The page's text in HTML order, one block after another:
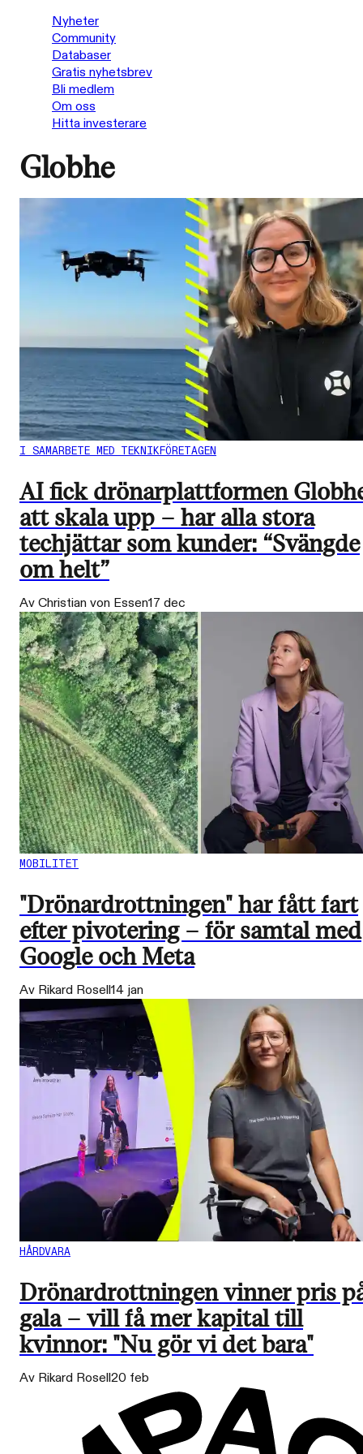
Nyheter
Community
Databaser
Gratis nyhetsbrev
Bli medlem
Om oss
Hitta investerare
Globhe
I SAMARBETE MED TEKNIKFÖRETAGEN
AI fick drönarplattformen
att skala upp – har alla stora
techjättar som kunder: “Svängde
om helt”
Av Christian von Essen17 dec
MOBILITET
"Drönardrottningen" har fått fart
efter pivotering – för samtal med
Google och Meta
Av Rikard Rosell14 jan
HÅRDVARA
Drönardrottningen vinner pris
gala – vill få mer kapital till
kvinnor: "Nu gör vi det bara"
Av Rikard Rosell20 feb